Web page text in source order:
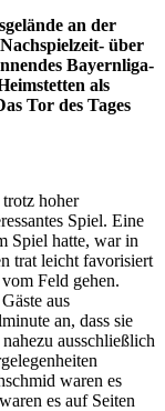
an der
über
Bayernliga-
als
Tor des Tages
hoher
Spiel. Eine
Spiel hatte, war in
trat leicht favorisiert
Feld gehen.
aus
an, dass sie
ausschließlich
waren es
es auf Seiten